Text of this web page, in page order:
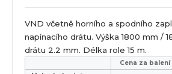
VND včetně horního a spodního
napínacího drátu. Výška 1800 mm /
drátu 2.2 mm. Délka role 15 m.
Cena za balení